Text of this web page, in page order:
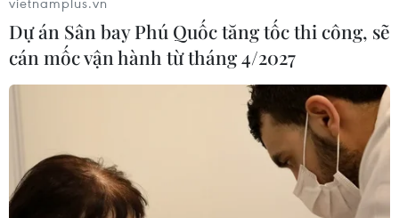
Đẩy mạnh hợp tác đào tạo nhân lực giữa
Sơn La với các tỉnh của Lào
Theo Sở Ngoại vụ tỉnh Sơn La, hằng năm, tỉnh đã tiếp
nhận lưu học sinh từ 9 tỉnh của Lào sang đào tạo. Từ
năm 2015 đến nay, tỉnh Sơn La đã tiếp nhận, đào tạo
Dự án Sân bay Phú Quốc tăng tốc thi công, sẽ
cán mốc vận hành từ tháng 4/2027